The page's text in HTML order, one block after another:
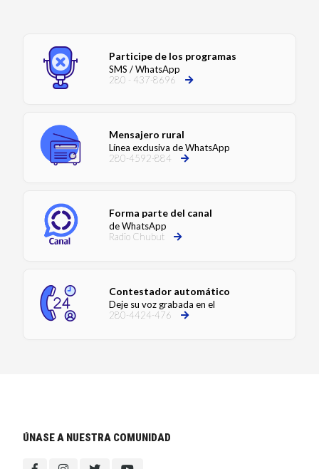
Participe de los programas
SMS / WhatsApp
280 - 437-8696
Mensajero rural
Línea exclusiva de WhatsApp
280-4592-884
Forma parte del canal
de WhatsApp
Radio Chubut
Contestador automático
Deje su voz grabada en el
280-4424-476
ÚNASE A NUESTRA COMUNIDAD